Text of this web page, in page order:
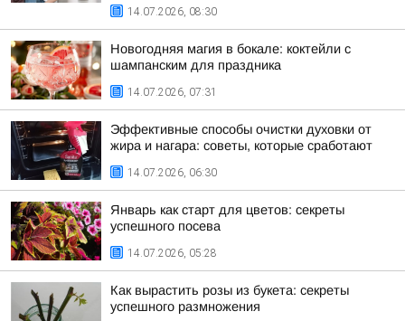
14.07.2026, 08:30
Новогодняя магия в бокале: коктейли с
шампанским для праздника
14.07.2026, 07:31
Эффективные способы очистки духовки от
жира и нагара: советы, которые сработают
14.07.2026, 06:30
Январь как старт для цветов: секреты
успешного посева
14.07.2026, 05:28
Как вырастить розы из букета: секреты
успешного размножения